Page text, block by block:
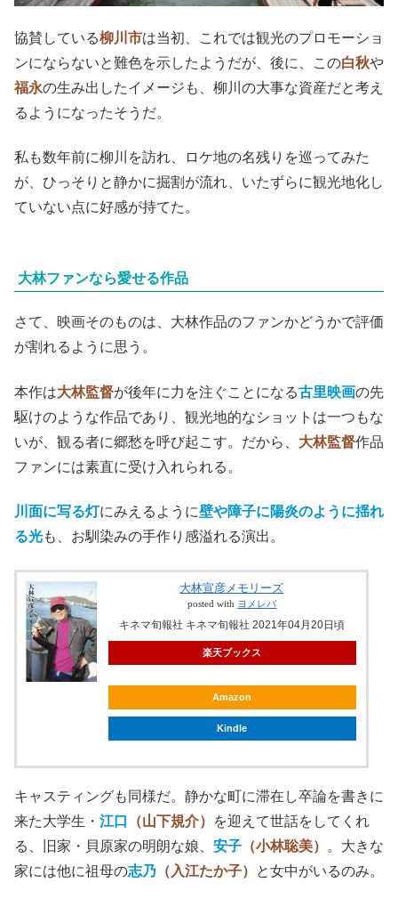
協賛している柳川市は当初、これでは観光のプロモーショ
ンにならないと難色を示したようだが、後に、この白秋や
福永の生み出したイメージも、柳川の大事な資産だと考え
るようになったそうだ。
私も数年前に柳川を訪れ、ロケ地の名残りを巡ってみた
が、ひっそりと静かに掘割が流れ、いたずらに観光地化し
ていない点に好感が持てた。
大林ファンなら愛せる作品
さて、映画そのものは、大林作品のファンかどうかで評価
が割れるように思う。
本作は大林監督が後年に力を注ぐことになる古里映画の先
駆けのような作品であり、観光地的なショットは一つもな
いが、観る者に郷愁を呼び起こす。だから、 大林監督作品
ファンには素直に受け入れられる。
川面に写る灯にみえるように壁や障子に陽炎のように揺れ
る光も、お馴染みの手作り感溢れる演出。
大林宣彦メモリーズ
posted with ヨメレバ
キネマ旬報社 キネマ旬報社 2021年04月20日頃
楽天ブックス
Amazon
Kindle
キャスティングも同様だ。静かな町に滞在し卒論を書きに
来た大学生・ 江口 （山下規介）
を迎えて世話をしてくれ
る、旧家・貝原家の明朗な娘、 安子 （小林聡美）
。大きな
家には他に祖母の志乃 （入江たか子） と女中がいるのみ。